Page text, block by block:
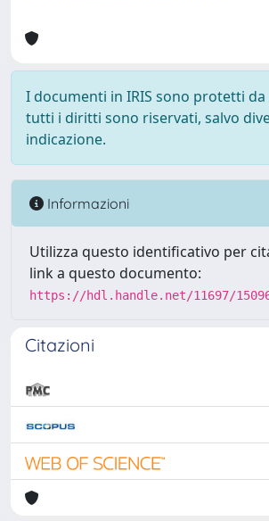
I documenti in IRIS sono protetti
tutti i diritti sono riservati, salvo
indicazione.
Informazioni
Utilizza questo identificativo per
link a questo documento:
https://hdl.handle.net/11697/
Citazioni